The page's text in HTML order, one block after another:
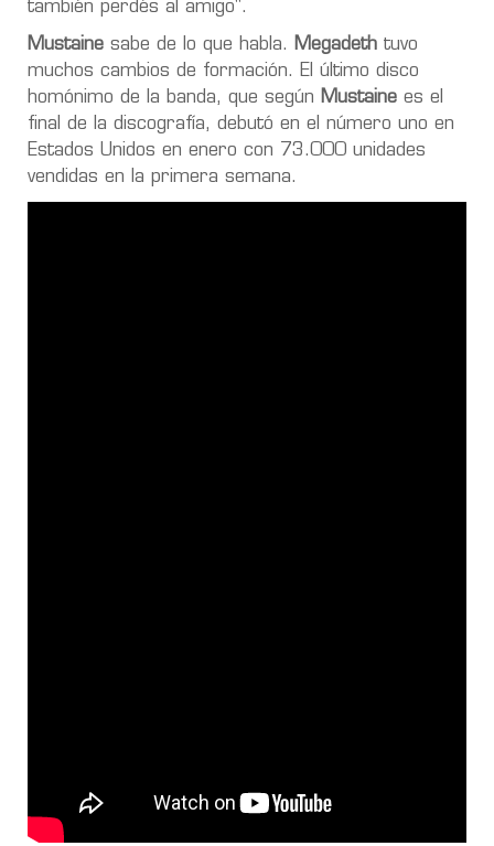
también perdés al amigo".
Mustaine sabe de lo que habla. Megadeth tuvo
muchos cambios de formación. El último disco
homónimo de la banda, que según
Mustaine es el
final de la discografía, debutó en el número uno en
Estados Unidos en enero con 73.000 unidades
vendidas en la primera semana.